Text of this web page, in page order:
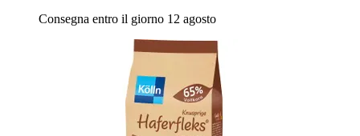
Consegna entro il giorno 12 agosto